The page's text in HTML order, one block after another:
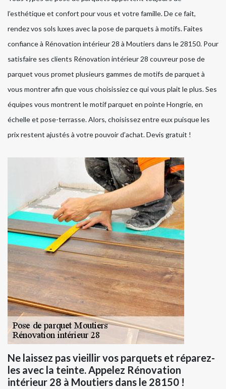
l’esthétique et confort pour vous et votre famille. De ce fait,
rendez vos sols luxes avec la pose de parquets à motifs. Faites
confiance à Rénovation intérieur 28 à Moutiers dans le 28150. Pour
satisfaire ses clients Rénovation intérieur 28 couvreur pose de
parquet vous promet plusieurs gammes de motifs de parquet à
vous montrer afin que vous choisissiez ce qui vous plait le plus. Ses
équipes vous montrent le motif parquet en pointe Hongrie, en
échelle et pose-terrasse. Alors, choisissez entre eux puisque les
prix restent ajustés à votre pouvoir d’achat. Devis gratuit !
Ne laissez pas vieillir vos parquets et réparez-
les avec la teinte. Appelez Rénovation
intérieur 28 à Moutiers dans le 28150 !